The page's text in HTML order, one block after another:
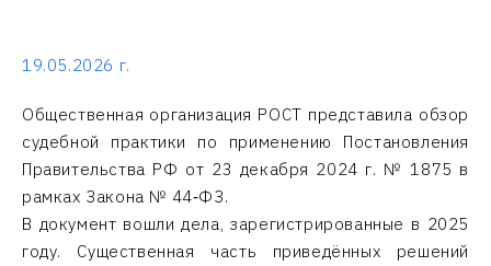
19.05.2026 г.
Общественная организация РОСТ представила обзор
судебной практики по применению Постановления
Правительства РФ от 23 декабря 2024 г. № 1875 в
рамках Закона № 44‑ФЗ.
В документ вошли дела, зарегистрированные в 2025
году. Существенная часть приведённых решений